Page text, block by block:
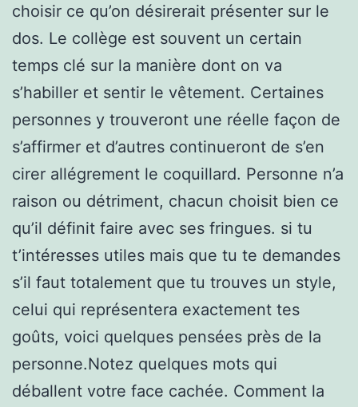
choisir ce qu’on désirerait présenter sur le
dos. Le collège est souvent un certain
temps clé sur la manière dont on va
s’habiller et sentir le vêtement. Certaines
personnes y trouveront une réelle façon de
s’affirmer et d’autres continueront de s’en
cirer allégrement le coquillard. Personne n’a
raison ou détriment, chacun choisit bien ce
qu’il définit faire avec ses fringues. si tu
t’intéresses utiles mais que tu te demandes
s’il faut totalement que tu trouves un style,
celui qui représentera exactement tes
goûts, voici quelques pensées près de la
personne.Notez quelques mots qui
déballent votre face cachée. Comment la